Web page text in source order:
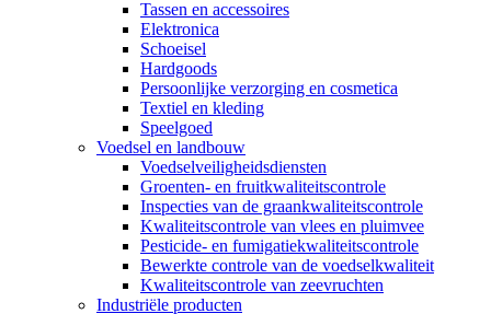
Tassen en accessoires
Elektronica
Schoeisel
Hardgoods
Persoonlijke verzorging en cosmetica
Textiel en kleding
Speelgoed
Voedsel en landbouw
Voedselveiligheidsdiensten
Groenten- en fruitkwaliteitscontrole
Inspecties van de graankwaliteitscontrole
Kwaliteitscontrole van vlees en pluimvee
Pesticide- en fumigatiekwaliteitscontrole
Bewerkte controle van de voedselkwaliteit
Kwaliteitscontrole van zeevruchten
Industriële producten